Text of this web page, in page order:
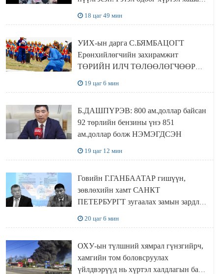
18 цаг 49 мин
УИХ-ын дарга С.БЯМБАЦОГТ
Ерөнхийлөгчийн захирамжит
ТӨРИЙН ИЛЧ ТӨЛӨӨЛӨГЧӨӨР
19 цаг 6 мин
Б.ДАШПҮРЭВ: 800 ам.доллар байсан
92 төрлийн бензины үнэ 851
ам.доллар болж НЭМЭГДСЭН
19 цаг 12 мин
Говийн Г.ГАНБААТАР гишүүн,
зөвлөхийн хамт САНКТ
ПЕТЕРБУРГТ зугаалах замын зардлаа
20 цаг 6 мин
ОХУ-ын түлшний хямрал гүнзгийрч,
хамгийн том боловсруулах
үйлдвэрүүд нь хүртэл халдлагын бай